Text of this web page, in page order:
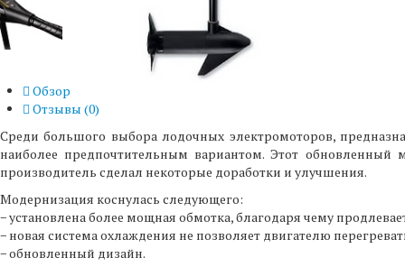
Обзор
Отзывы (0)
Среди большого выбора лодочных электромоторов,
наиболее предпочтительным вариантом. Этот
производитель сделал некоторые доработки и улучшения.
Модернизация коснулась следующего:
− установлена более мощная обмотка, благодаря чему
− новая система охлаждения не позволяет двигателю
− обновленный дизайн.